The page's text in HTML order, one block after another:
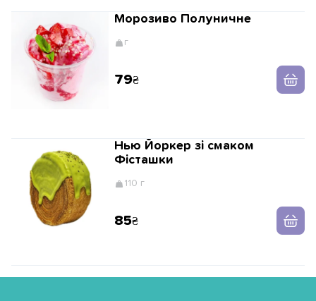
Морозиво Полуничне
г
79
Нью Йоркер зі смаком
Фісташки
110 г
85